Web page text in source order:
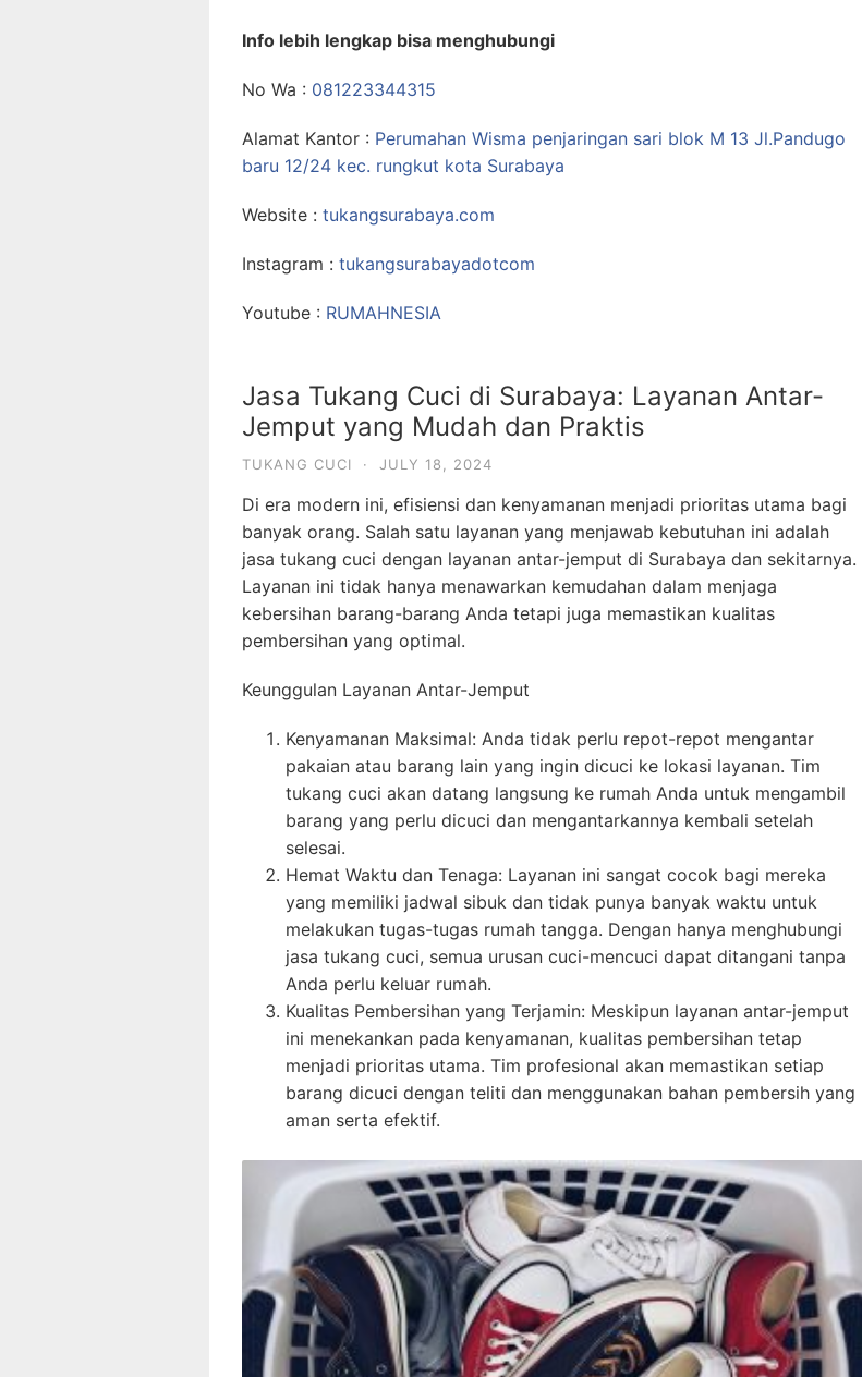
Info lebih lengkap bisa menghubungi
No Wa : 081223344315
Alamat Kantor : Perumahan Wisma penjaringan sari blok M 13 Jl.Pandugo
baru 12/24 kec. rungkut kota Surabaya
Website : tukangsurabaya.com
Instagram : tukangsurabayadotcom
Youtube : RUMAHNESIA
Jasa Tukang Cuci di Surabaya: Layanan Antar-
Jemput yang Mudah dan Praktis
TUKANG CUCI · JULY 18, 2024
Di era modern ini, efisiensi dan kenyamanan menjadi prioritas utama bagi
banyak orang. Salah satu layanan yang menjawab kebutuhan ini adalah
jasa tukang cuci dengan layanan antar-jemput di Surabaya dan sekitarnya.
Layanan ini tidak hanya menawarkan kemudahan dalam menjaga
kebersihan barang-barang Anda tetapi juga memastikan kualitas
pembersihan yang optimal.
Keunggulan Layanan Antar-Jemput
Kenyamanan Maksimal: Anda tidak perlu repot-repot mengantar
pakaian atau barang lain yang ingin dicuci ke lokasi layanan. Tim
tukang cuci akan datang langsung ke rumah Anda untuk mengambil
barang yang perlu dicuci dan mengantarkannya kembali setelah
selesai.
Hemat Waktu dan Tenaga: Layanan ini sangat cocok bagi mereka
yang memiliki jadwal sibuk dan tidak punya banyak waktu untuk
melakukan tugas-tugas rumah tangga. Dengan hanya menghubungi
jasa tukang cuci, semua urusan cuci-mencuci dapat ditangani tanpa
Anda perlu keluar rumah.
Kualitas Pembersihan yang Terjamin: Meskipun layanan antar-jemput
ini menekankan pada kenyamanan, kualitas pembersihan tetap
menjadi prioritas utama. Tim profesional akan memastikan setiap
barang dicuci dengan teliti dan menggunakan bahan pembersih yang
aman serta efektif.